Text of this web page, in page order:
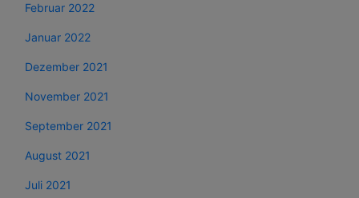
Februar 2022
Januar 2022
Dezember 2021
November 2021
September 2021
August 2021
Juli 2021